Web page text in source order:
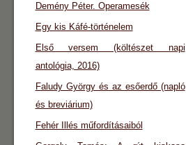
Demény Péter. Operamesék
Egy kis Káfé-történelem
Első versem (költészet napi
antológia, 2016)
Faludy György és az esőerdő (napló
és breviárium)
Fehér Illés műfordításaiból